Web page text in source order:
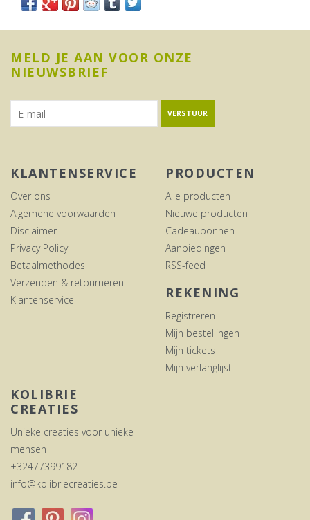
MELD JE AAN VOOR ONZE
NIEUWSBRIEF
VERSTUUR
KLANTENSERVICE
Over ons
Algemene voorwaarden
Disclaimer
Privacy Policy
Betaalmethodes
Verzenden & retourneren
Klantenservice
PRODUCTEN
Alle producten
Nieuwe producten
Cadeaubonnen
Aanbiedingen
RSS-feed
REKENING
Registreren
Mijn bestellingen
Mijn tickets
Mijn verlanglijst
KOLIBRIE
CREATIES
Unieke creaties voor unieke
mensen
+32477399182
info@kolibriecreaties.be